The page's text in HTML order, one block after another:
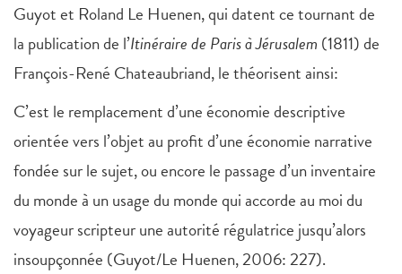
Guyot et Roland Le Huenen, qui datent ce tournant de
la publication de l’Itinéraire de Paris à Jérusalem (1811) de
François-René Chateaubriand, le théorisent ainsi:
C’est le remplacement d’une économie descriptive
orientée vers l’objet au profit d’une économie narrative
fondée sur le sujet, ou encore le passage d’un inventaire
du monde à un usage du monde qui accorde au moi du
voyageur scripteur une autorité régulatrice jusqu’alors
insoupçonnée (Guyot/Le Huenen, 2006: 227).